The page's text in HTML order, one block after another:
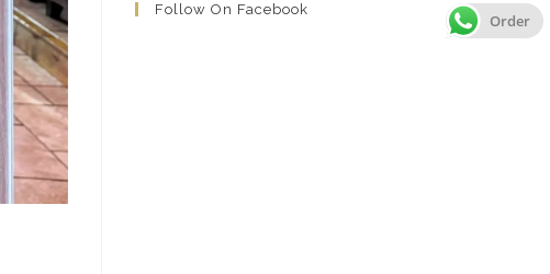
Follow On Facebook
Order